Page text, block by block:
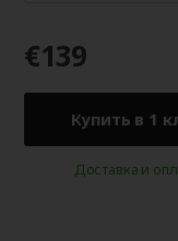
€139
Купить в 1
Доставка и